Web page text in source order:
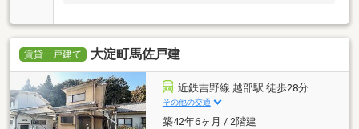
賃貸一戸建て 大淀町馬佐戸建
近鉄吉野線 越部駅 徒歩28分
その他の交通
築42年6ヶ月 / 2階建